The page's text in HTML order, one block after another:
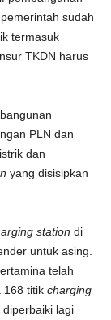
sudah
termasuk
TKDN harus
PLN dan
dan
yang disisipkan
station di
untuk asing.
telah
168 titik charging
lagi